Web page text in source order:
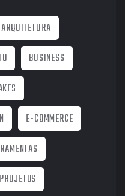
ARQUITETURA
BUSINESS
E-COMMERCE